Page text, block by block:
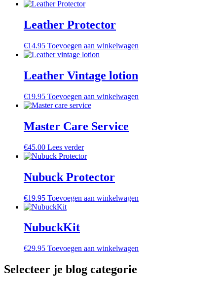
meerdere
variaties.
optie
worden
op
de
productpagina
Leather Protector
€14.95 Toevoegen aan winkelwagen
Leather Vintage lotion
€19.95 Toevoegen aan winkelwagen
Master Care Service
€45.00 Lees verder
Nubuck Protector
€19.95 Toevoegen aan winkelwagen
NubuckKit
€29.95 Toevoegen aan winkelwagen
Selecteer je blog categorie